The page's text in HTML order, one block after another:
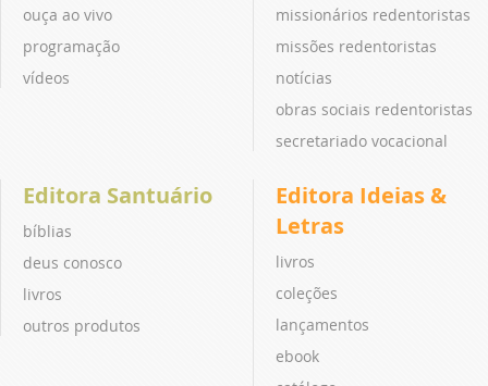
ouça ao vivo
programação
vídeos
missionários redentoristas
missões redentoristas
notícias
obras sociais redentoristas
secretariado vocacional
Editora Santuário
bíblias
deus conosco
livros
outros produtos
Editora Ideias &
Letras
livros
coleções
lançamentos
ebook